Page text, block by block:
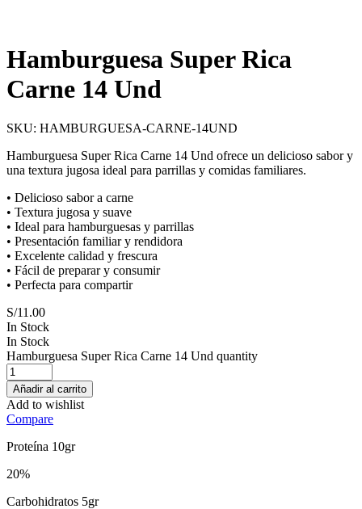
Hamburguesa Super Rica
Carne 14 Und
SKU: HAMBURGUESA-CARNE-14UND
Hamburguesa Super Rica Carne 14 Und ofrece un delicioso sabor y
una textura jugosa ideal para parrillas y comidas familiares.
• Delicioso sabor a carne
• Textura jugosa y suave
• Ideal para hamburguesas y parrillas
• Presentación familiar y rendidora
• Excelente calidad y frescura
• Fácil de preparar y consumir
• Perfecta para compartir
S/11.00
In Stock
In Stock
Hamburguesa Super Rica Carne 14 Und quantity
Añadir al carrito
Add to wishlist
Compare
Proteína 10gr
20%
Carbohidratos 5gr